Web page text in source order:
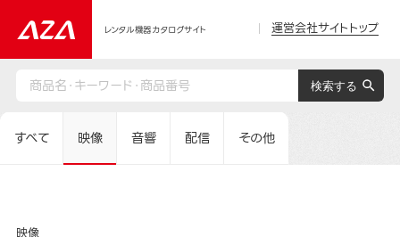
レンタル機器カタログサイト 運営会社サイトトップ
すべて 映像 音響 配信 その他